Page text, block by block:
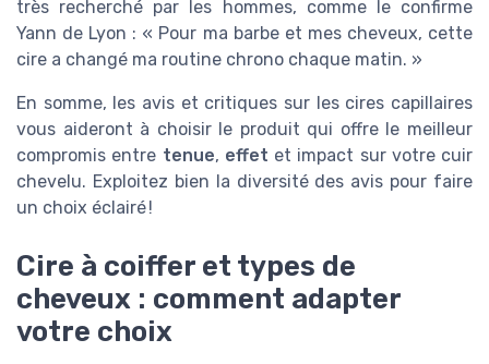
très recherché par les hommes, comme le confirme
Yann de Lyon : « Pour ma barbe et mes cheveux, cette
cire a changé ma routine chrono chaque matin. »
En somme, les avis et critiques sur les cires capillaires
vous aideront à choisir le produit qui offre le meilleur
compromis entre tenue, effet et impact sur votre cuir
chevelu. Exploitez bien la diversité des avis pour faire
un choix éclairé !
Cire à coiffer et types de
cheveux : comment adapter
votre choix